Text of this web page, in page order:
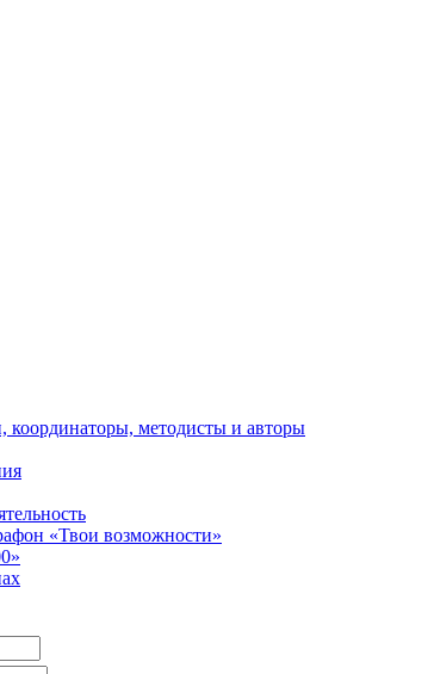
координаторы, методисты и авторы
«Твои возможности»